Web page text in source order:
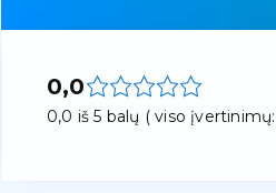
0,0
0,0 iš 5 balų ( viso